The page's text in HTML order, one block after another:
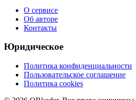
О сервисе
Об авторе
Контакты
Юридическое
Политика конфиденциальности
Пользовательское соглашение
Политика cookies